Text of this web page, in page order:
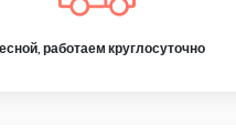
работаем круглосуточно